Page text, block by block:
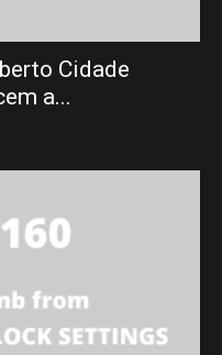
Cidade
a...